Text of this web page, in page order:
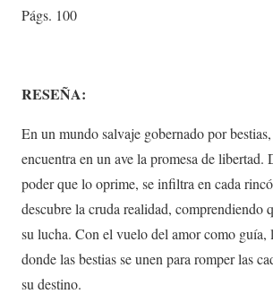
Págs. 100
RESEÑA:
En un mundo salvaje gobernado por
encuentra en un ave la promesa de libertad.
poder que lo oprime, se infiltra en cada
descubre la cruda realidad, comprendiendo
su lucha. Con el vuelo del amor como guía,
donde las bestias se unen para romper las
su destino.